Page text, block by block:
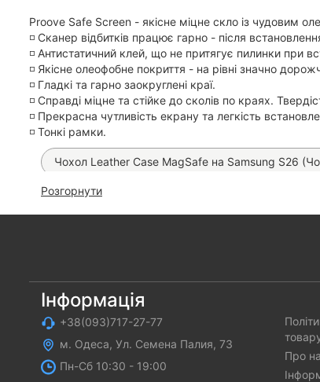
Proove Safe Screen - якісне міцне скло із чудовим
◽️ Сканер відбитків працює гарно - після
◽️ Антистатичний клей, що не притягує пилинки при
◽️ Якісне олеофобне покриття - на рівні значно
◽️ Гладкі та гарно заокруглені краї.
◽️ Справді міцне та стійке до сколів по краях.
◽️ Прекрасна чутливість екрану та легкість
◽️ Тонкі рамки.
Чохол Leather Case MagSafe на Samsung S26
Чохол Leather Book Case на Samsung S26
Чохол Silicone Case на Samsung S26
Автомобільна зарядка Hoco Z60 на 48W
Автомобільна зарядка Hoco Z57a PD 30W
Розгорнути
Інформація
+38(093)717-27-77
м. Одеса, Ул. Семена Палия, 73
Пн-Cб 10:30 - 19:00
Про